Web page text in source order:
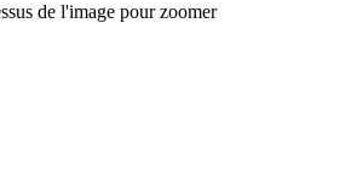
de l'image pour zoomer